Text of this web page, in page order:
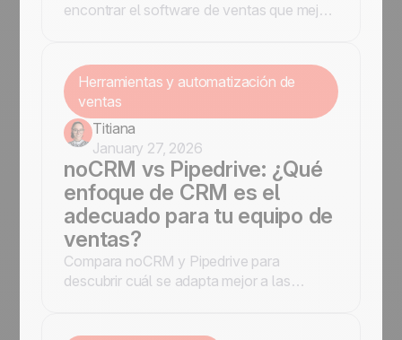
encontrar el software de ventas que mejor
Herramientas y automatización de
ventas
Titiana
January 27, 2026
noCRM vs Pipedrive: ¿Qué
enfoque de CRM es el
adecuado para tu equipo de
ventas?
Compara noCRM y Pipedrive para
descubrir cuál se adapta mejor a las